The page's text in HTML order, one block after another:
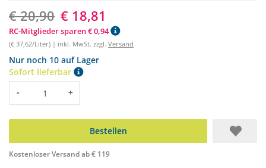
€ 20,90 € 18,81
RC-Mitglieder sparen € 0,94
(€ 37,62/Liter) | inkl. MwSt. zzgl. Versand
Nur noch 10 auf Lager
Sofort lieferbar
Menge
- +
Bestellen
Kostenloser Versand ab € 119